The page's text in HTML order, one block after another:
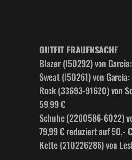
OUTFIT FRAUENSACHE
Blazer (I50292) von
Sweat (I50261) von Garcia:
Rock (33693-91620) von
59,99 € ​​​​​​
Schuhe (2200586-6022)
79,99 € reduziert auf 50,- €​​​​​​​
Kette (210226286) von